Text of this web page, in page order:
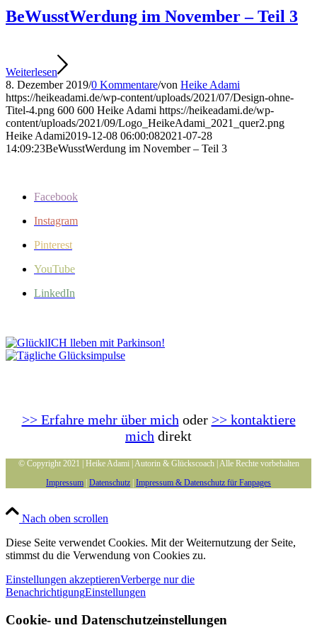
BeWusstWerdung im November – Teil 3
Weiterlesen
8. Dezember 2019/0 Kommentare/von Heike Adami
https://heikeadami.de/wp-content/uploads/2021/07/Design-ohne-
Titel-4.png 600 600 Heike Adami https://heikeadami.de/wp-
content/uploads/2021/09/Logo_HeikeAdami_2021_quer2.png
Heike Adami2019-12-08 06:00:082021-07-28
14:09:23BeWusstWerdung im November – Teil 3
Facebook
Instagram
Pinterest
YouTube
LinkedIn
>> Erfahre mehr über mich oder >> kontaktiere
mich direkt
© Copyright 2021 | Heike Adami | Autorin & Glückscoach | Alle Rechte vorbehalten
Impressum Datenschutz Impressum & Datenschutz für Fanpages
Nach oben scrollen
Diese Seite verwendet Cookies. Mit der Weiternutzung der Seite,
stimmst du die Verwendung von Cookies zu.
Einstellungen akzeptierenVerberge nur die
BenachrichtigungEinstellungen
Cookie- und Datenschutzeinstellungen